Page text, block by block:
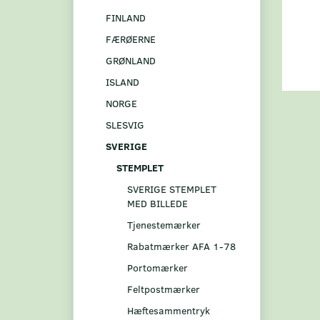
FINLAND
FÆRØERNE
GRØNLAND
ISLAND
NORGE
SLESVIG
SVERIGE
STEMPLET
SVERIGE STEMPLET
MED BILLEDE
Tjenestemærker
Rabatmærker AFA 1-78
Portomærker
Feltpostmærker
Hæftesammentryk